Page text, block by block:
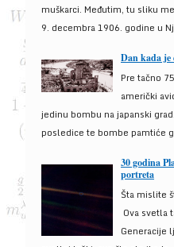
muškarci. Međutim, tu sliku
9. decembra 1906. godine u
Dan kada je
Pre tačno
američki
jedinu bombu na japanski
posledice te bombe pamtiće
30 godina
portreta
Šta mislite
Ova svetla
Generacije